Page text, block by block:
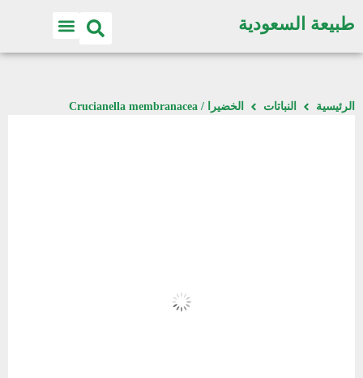
طبيعة السعودية
الرئيسية النباتات الخضيرا / Crucianella membranacea